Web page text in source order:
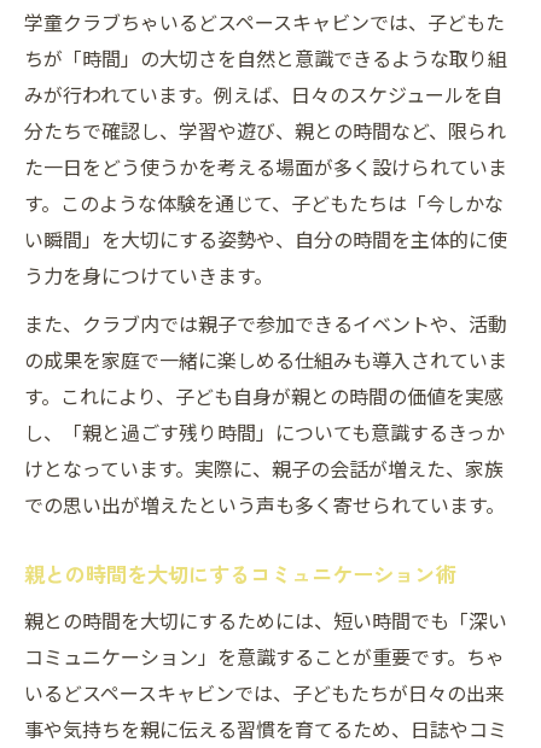
学童クラブちゃいるどスペースキャビンでは、子どもた
ちが「時間」の大切さを自然と意識できるような取り組
みが行われています。例えば、日々のスケジュールを自
分たちで確認し、学習や遊び、親との時間など、限られ
た一日をどう使うかを考える場面が多く設けられていま
す。このような体験を通じて、子どもたちは「今しかな
い瞬間」を大切にする姿勢や、自分の時間を主体的に使
う力を身につけていきます。
また、クラブ内では親子で参加できるイベントや、活動
の成果を家庭で一緒に楽しめる仕組みも導入されていま
す。これにより、子ども自身が親との時間の価値を実感
し、「親と過ごす残り時間」についても意識するきっか
けとなっています。実際に、親子の会話が増えた、家族
での思い出が増えたという声も多く寄せられています。
親との時間を大切にするコミュニケーション術
親との時間を大切にするためには、短い時間でも「深い
コミュニケーション」を意識することが重要です。ちゃ
いるどスペースキャビンでは、子どもたちが日々の出来
事や気持ちを親に伝える習慣を育てるため、日誌やコミ